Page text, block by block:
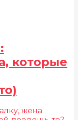
которые